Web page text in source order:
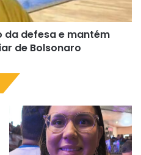
da defesa e mantém
de Bolsonaro